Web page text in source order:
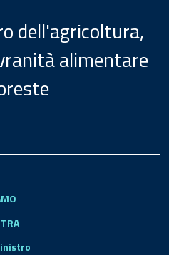
dell'agricoltura,
alimentare